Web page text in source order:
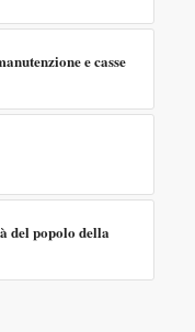
e casse
del popolo della